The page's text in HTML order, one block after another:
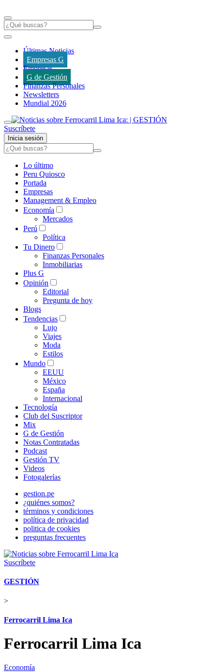
Últimas Noticias
Empresas G
Empresas
G de Gestión
Finanzas Personales
Newsletters
Mundial 2026
Suscríbete
Inicia sesión
Lo último
Peru Quiosco
Portada
Empresas
Management & Empleo
Economía
Mercados
Perú
Política
Tu Dinero
Finanzas Personales
Inmobiliarias
Plus G
Opinión
Editorial
Pregunta de hoy
Blogs
Tendencias
Lujo
Viajes
Moda
Estilos
Mundo
EEUU
México
España
Internacional
Tecnología
Club del Suscriptor
Mix
G de Gestión
Notas Contratadas
Podcast
Gestión TV
Videos
Fotogalerías
gestion.pe
¿quiénes somos?
términos y condiciones
política de privacidad
politica de cookies
preguntas frecuentes
Suscríbete
GESTIÓN
>
Ferrocarril Lima Ica
Ferrocarril Lima Ica
Economía